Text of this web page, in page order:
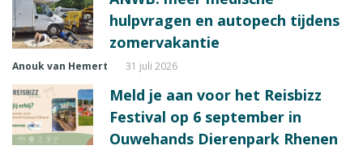
hulpvragen en autopech tijdens
zomervakantie
Anouk van Hemert 31 juli 2026
Meld je aan voor het Reisbizz
Festival op 6 september in
Ouwehands Dierenpark Rhenen